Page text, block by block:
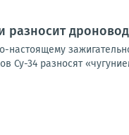
разносит
настоящему
Су-34 разносят